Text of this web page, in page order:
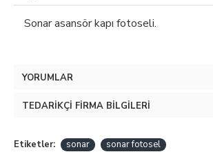
Sonar asansör kapı fotoseli.
YORUMLAR
TEDARIKÇI FIRMA BILGILERI
Etiketler: sonar
sonar fotosel